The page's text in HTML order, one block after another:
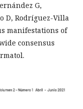
G,
D, Rodríguez-Villa
manifestations of
consensus